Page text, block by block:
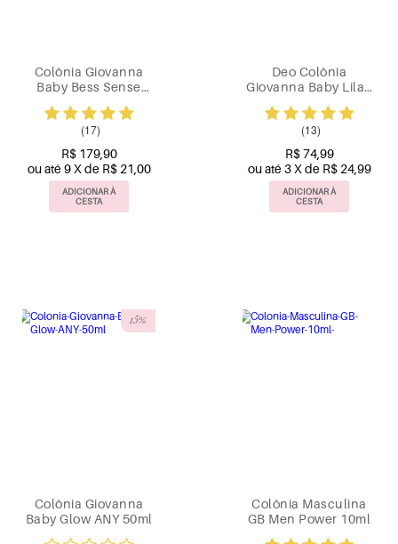
Colônia Giovanna
Baby Bess Sense
(17)
R$ 179,90
ou até 9 X de R$ 21,00
ADICIONAR À
CESTA
Deo Colônia
Giovanna Baby Lilac
(13)
R$ 74,99
ou até 3 X de R$ 24,99
ADICIONAR À
CESTA
15%
Colônia Giovanna
Baby Glow ANY 50ml
Colônia Masculina
GB Men Power 10ml